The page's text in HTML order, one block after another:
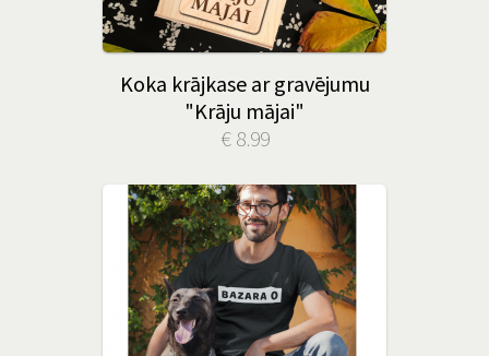
Koka krājkase ar gravējumu
"Krāju mājai"
€ 8.99